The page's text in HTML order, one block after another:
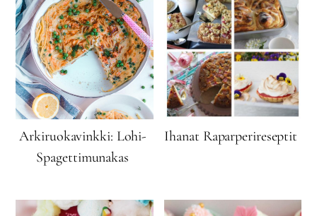
Arkiruokavinkki: Lohi-
Spagettimunakas
Ihanat Raparperireseptit